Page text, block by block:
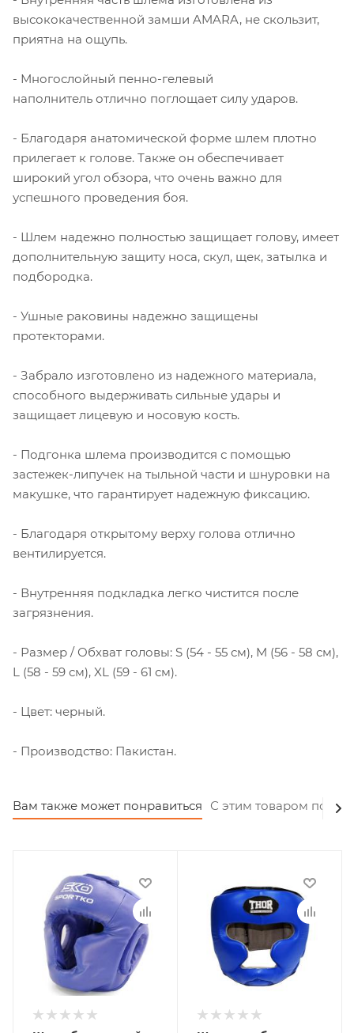
высококачественной замши AMARA, не скользит,
приятна на ощупь.
- Многослойный пенно-гелевый
наполнитель отлично поглощает силу ударов.
- Благодаря анатомической форме шлем плотно
прилегает к голове. Также он обеспечивает
широкий угол обзора, что очень важно для
успешного проведения боя.
- Шлем надежно полностью защищает голову, имеет
дополнительную защиту носа, скул, щек, затылка и
подбородка.
- Ушные раковины надежно защищены
протекторами.
- Забрало изготовлено из надежного материала,
способного выдерживать сильные удары и
защищает лицевую и носовую кость.
- Подгонка шлема производится с помощью
застежек-липучек на тыльной части и шнуровки на
макушке, что гарантирует надежную фиксацию.
- Благодаря открытому верху голова отлично
вентилируется.
- Внутренняя подкладка легко чистится после
загрязнения.
- Размер / Обхват головы: S (54 - 55 см), M (56 - 58 см),
L (58 - 59 см), XL (59 - 61 см).
- Цвет: черный.
- Производство: Пакистан.
Вам также может понравиться С этим товаром